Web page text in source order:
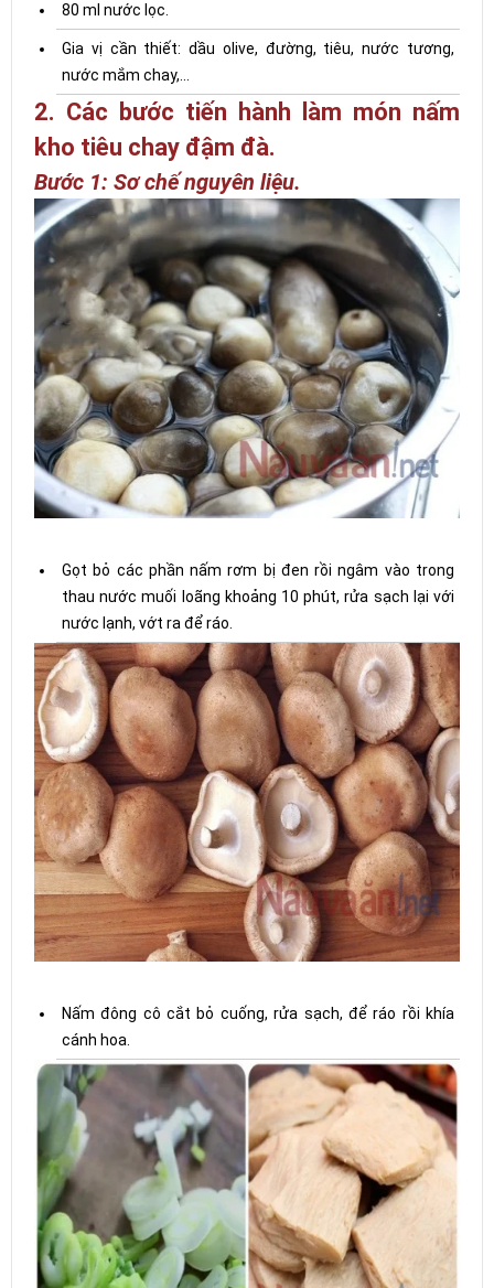
80 ml nước lọc.
Gia vị cần thiết: dầu olive, đường, tiêu, nước tương,
nước mắm chay,...
2. Các bước tiến hành làm món nấm
kho tiêu chay đậm đà.
Bước 1: Sơ chế nguyên liệu.
Gọt bỏ các phần nấm rơm bị đen rồi ngâm vào trong
thau nước muối loãng khoảng 10 phút, rửa sạch lại với
nước lạnh, vớt ra để ráo.
Nấm đông cô cắt bỏ cuống, rửa sạch, để ráo rồi khía
cánh hoa.